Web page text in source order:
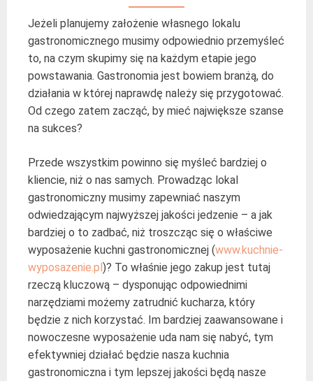
Jeżeli planujemy założenie własnego lokalu
gastronomicznego musimy odpowiednio przemyśleć
to, na czym skupimy się na każdym etapie jego
powstawania. Gastronomia jest bowiem branżą, do
działania w której naprawdę należy się przygotować.
Od czego zatem zacząć, by mieć największe szanse
na sukces?
Przede wszystkim powinno się myśleć bardziej o
kliencie, niż o nas samych. Prowadząc lokal
gastronomiczny musimy zapewniać naszym
odwiedzającym najwyższej jakości jedzenie – a jak
bardziej o to zadbać, niż troszcząc się o właściwe
wyposażenie kuchni gastronomicznej (www.kuchnie-
wyposazenie.pl )? To właśnie jego zakup jest tutaj
rzeczą kluczową – dysponując odpowiednimi
narzędziami możemy zatrudnić kucharza, który
będzie z nich korzystać. Im bardziej zaawansowane i
nowoczesne wyposażenie uda nam się nabyć, tym
efektywniej działać będzie nasza kuchnia
gastronomiczna i tym lepszej jakości będą nasze